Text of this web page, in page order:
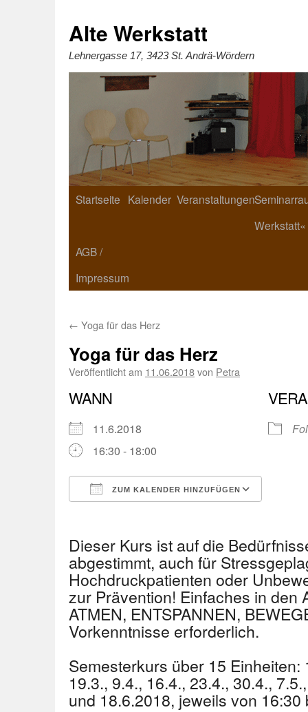
Alte Werkstatt
Lehnergasse 17, 3423 St. Andrä-Wördern
Startseite Kalender Veranstaltungen
Werkstatt«
AGB /
Impressum
← Yoga für das Herz
Yoga für das Herz
Veröffentlicht am 11.06.2018von Petra
WANN
11.6.2018
16:30 - 18:00
ZUM KALENDER HINZUFÜGEN
Dieser Kurs ist auf die
abgestimmt, auch für
Hochdruckpatienten oder
zur Prävention! Einfaches in den
ATMEN, ENTSPANNEN,
Vorkenntnisse erforderlich.
Semesterkurs über 15 Einheiten:
19.3., 9.4., 16.4., 23.4., 30.4.,
und 18.6.2018, jeweils von 16:30